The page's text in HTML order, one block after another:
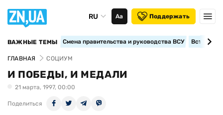
RU Аа Поддержать
ВАЖНЫЕ ТЕМЫ Смена правительства и руководства ВСУ
ГЛАВНАЯ СОЦИУМ
И ПОБЕДЫ, И МЕДАЛИ
21 марта, 1997, 00:00
Поделиться